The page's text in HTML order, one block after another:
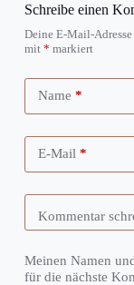
Schreibe einen
Deine E-Mail-
mit * markiert
Name *
E-Mail*
Kommentar
Meinen Namen
für die nächste